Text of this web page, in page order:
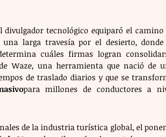
tecnológico equiparó el camino
larga travesía por el desierto,
cuáles firmas logran
Waze, una herramienta que nació de
de traslado diarios y que se
para millones de conductores a
de la industria turística global, el